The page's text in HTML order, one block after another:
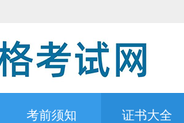
考前须知 证书大全